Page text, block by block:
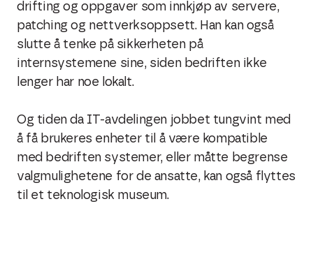
drifting og oppgaver som innkjøp av servere,
patching og nettverksoppsett. Han kan også
slutte å tenke på sikkerheten på
internsystemene sine, siden bedriften ikke
lenger har noe lokalt.
Og tiden da IT-avdelingen jobbet tungvint med
å få brukeres enheter til å være kompatible
med bedriften systemer, eller måtte begrense
valgmulighetene for de ansatte, kan også flyttes
til et teknologisk museum.